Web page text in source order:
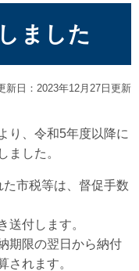
ました
新日：2023年12月27日更新
り、令和5年度以降に
ました。
市税等は、督促手数
付します。
期限の翌日から納付
されます。